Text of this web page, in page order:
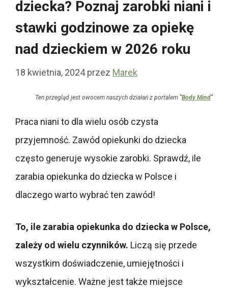
dziecka? Poznaj zarobki niani i
stawki godzinowe za opiekę
nad dzieckiem w 2026 roku
18 kwietnia, 2024 przez Marek
Ten przegląd jest owocem naszych działań z portalem "Body Mind"
Praca niani to dla wielu osób czysta
przyjemność. Zawód opiekunki do dziecka
często generuje wysokie zarobki. Sprawdź, ile
zarabia opiekunka do dziecka w Polsce i
dlaczego warto wybrać ten zawód!
To, ile zarabia opiekunka do dziecka w Polsce,
zależy od wielu czynników. Liczą się przede
wszystkim doświadczenie, umiejętności i
wykształcenie. Ważne jest także miejsce